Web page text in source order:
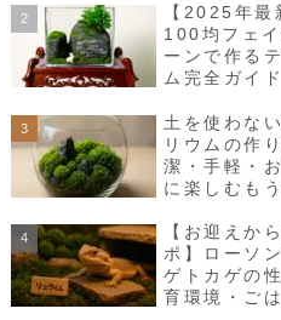
ろう
【2025年最
100均フェイ
ーンで作る
ム完全ガイ
リアに
土を使わな
リウムの作
潔・手軽・
に楽しむも
【お迎えか
ポ】ローソ
ゲトカゲの
育環境・ご